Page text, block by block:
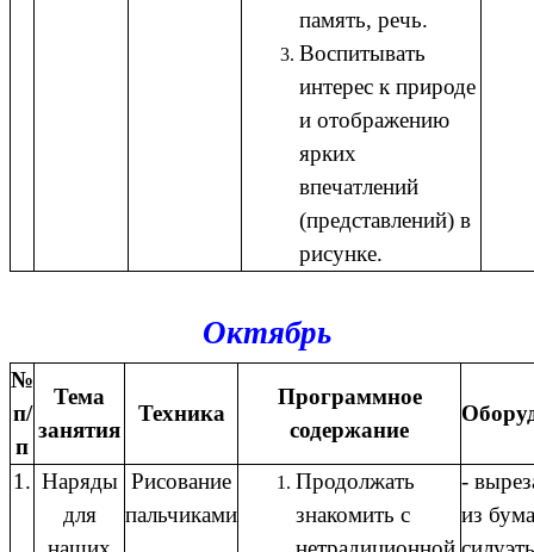
память, речь.
Воспитывать
интерес к природе
и отображению
ярких
впечатлений
(представлений) в
рисунке.
Октябрь
№
п/
п
Тема
занятия
Техника
Программное
содержание
1. Наряды
для
Рисование
пальчиками
Продолжать
знакомить с
-
из